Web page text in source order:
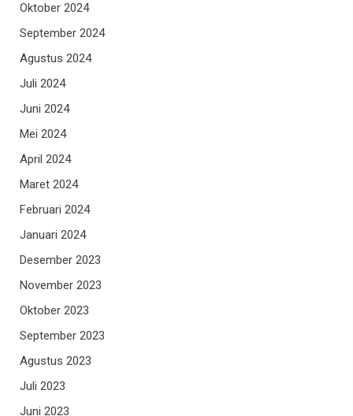
Oktober 2024
September 2024
Agustus 2024
Juli 2024
Juni 2024
Mei 2024
April 2024
Maret 2024
Februari 2024
Januari 2024
Desember 2023
November 2023
Oktober 2023
September 2023
Agustus 2023
Juli 2023
Juni 2023